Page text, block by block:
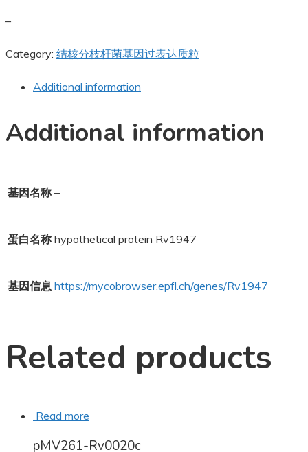
–
Category: 结核分枝杆菌基因过表达质粒
Additional information
Additional information
基因名称 –
蛋白名称 hypothetical protein Rv1947
基因信息 https://mycobrowser.epfl.ch/genes/Rv1947
Related products
Read more
pMV261-Rv0020c